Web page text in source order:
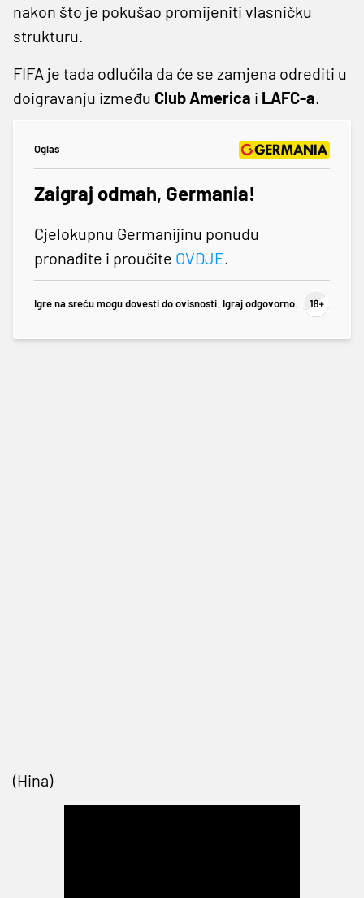
nakon što je pokušao promijeniti vlasničku
strukturu.
FIFA je tada odlučila da će se zamjena odrediti u
doigravanju između Club America i LAFC-a.
Oglas
Zaigraj odmah, Germania!
Cjelokupnu Germanijinu ponudu
pronađite i proučite OVDJE.
Igre na sreću mogu dovesti do ovisnosti. Igraj odgovorno.
(Hina)